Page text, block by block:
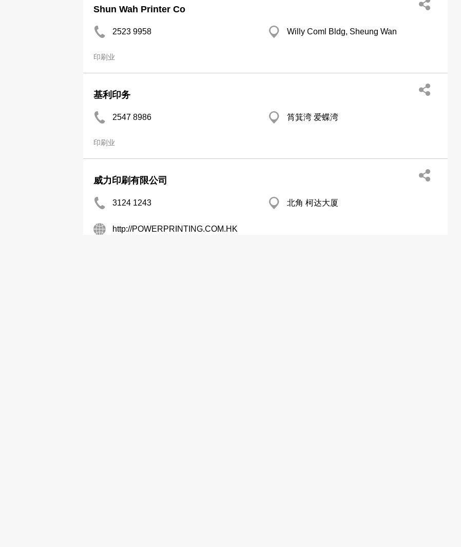
Shun Wah Printer Co
2523 9958 Willy Coml Bldg, Sheung Wan
印刷业
基利印务
2547 8986 筲箕湾 爱蝶湾
印刷业
威力印刷有限公司
3124 1243 北角 柯达大厦
http://POWERPRINTING.COM.HK